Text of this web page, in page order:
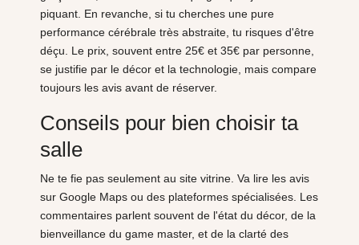
piquant. En revanche, si tu cherches une pure
performance cérébrale très abstraite, tu risques d'être
déçu. Le prix, souvent entre 25€ et 35€ par personne,
se justifie par le décor et la technologie, mais compare
toujours les avis avant de réserver.
Conseils pour bien choisir ta
salle
Ne te fie pas seulement au site vitrine. Va lire les avis
sur Google Maps ou des plateformes spécialisées. Les
commentaires parlent souvent de l'état du décor, de la
bienveillance du game master, et de la clarté des